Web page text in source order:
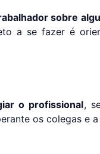
sobre
a se fazer é
o profissional,
os colegas e a